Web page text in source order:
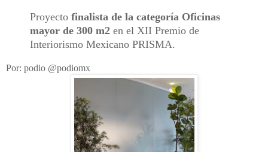
Proyecto finalista de la categoría Oficinas
mayor de 300 m2 en el XII Premio de
Interiorismo Mexicano PRISMA.
Por: podio @podiomx